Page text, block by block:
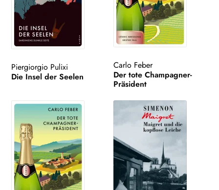
Piergiorgio Pulixi
Die Insel der Seelen
Carlo Feber
Der tote Champagner-
Präsident